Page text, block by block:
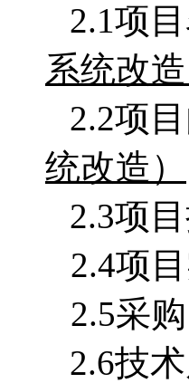
2.1项目
系统改造
2.2项目
统改造）
2.3项
2.4项
2.5采
2.6技